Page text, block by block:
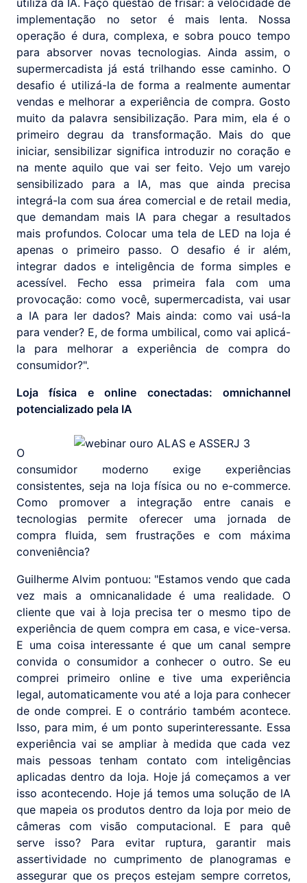
implementação no setor é mais lenta. Nossa
operação é dura, complexa, e sobra pouco tempo
para absorver novas tecnologias. Ainda assim, o
supermercadista já está trilhando esse caminho. O
desafio é utilizá-la de forma a realmente aumentar
vendas e melhorar a experiência de compra. Gosto
muito da palavra sensibilização. Para mim, ela é o
primeiro degrau da transformação. Mais do que
iniciar, sensibilizar significa introduzir no coração e
na mente aquilo que vai ser feito. Vejo um varejo
sensibilizado para a IA, mas que ainda precisa
integrá-la com sua área comercial e de retail media,
que demandam mais IA para chegar a resultados
mais profundos. Colocar uma tela de LED na loja é
apenas o primeiro passo. O desafio é ir além,
integrar dados e inteligência de forma simples e
acessível. Fecho essa primeira fala com uma
provocação: como você, supermercadista, vai usar
a IA para ler dados? Mais ainda: como vai usá-la
para vender? E, de forma umbilical, como vai aplicá-
la para melhorar a experiência de compra do
consumidor?".
Loja física e online conectadas: omnichannel
potencializado pela IA
O
consumidor moderno exige experiências
consistentes, seja na loja física ou no e-commerce.
Como promover a integração entre canais e
tecnologias permite oferecer uma jornada de
compra fluida, sem frustrações e com máxima
conveniência?
Guilherme Alvim pontuou: "Estamos vendo que cada
vez mais a omnicanalidade é uma realidade. O
cliente que vai à loja precisa ter o mesmo tipo de
experiência de quem compra em casa, e vice-versa.
E uma coisa interessante é que um canal sempre
convida o consumidor a conhecer o outro. Se eu
comprei primeiro online e tive uma experiência
legal, automaticamente vou até a loja para conhecer
de onde comprei. E o contrário também acontece.
Isso, para mim, é um ponto superinteressante. Essa
experiência vai se ampliar à medida que cada vez
mais pessoas tenham contato com inteligências
aplicadas dentro da loja. Hoje já começamos a ver
isso acontecendo. Hoje já temos uma solução de IA
que mapeia os produtos dentro da loja por meio de
câmeras com visão computacional. E para quê
serve isso? Para evitar ruptura, garantir mais
assertividade no cumprimento de planogramas e
assegurar que os preços estejam sempre corretos,